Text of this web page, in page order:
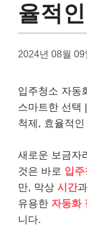
율적
2024년 08월 09
입주청소 자동
스마트한 선택
척제, 효율적인
새로운 보금자
것은 바로 입
만, 막상 시간과
유용한 자동화
니다.